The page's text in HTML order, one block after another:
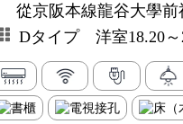
從京阪本線龍谷大學前
Dタイプ 洋室18.20～